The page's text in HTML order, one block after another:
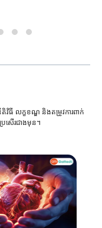
ធី លក្ខខណ្ឌ និងតម្រូវការពាក់
រសើរជាងមុន។